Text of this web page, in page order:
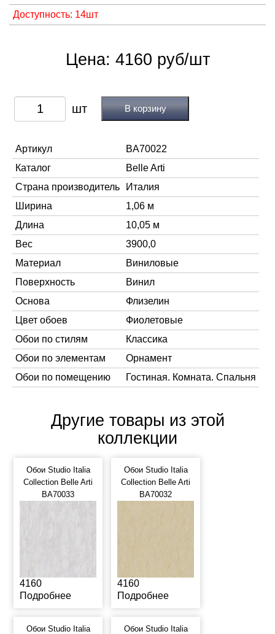
Доступность: 14шт
Цена: 4160 руб/шт
В корзину
Артикул
BA70022
Каталог
Belle Arti
Страна производитель
Италия
Ширина
1,06 м
Длина
10,05 м
Вес
3900,0
Материал
Виниловые
Поверхность
Винил
Основа
Флизелин
Цвет обоев
Фиолетовые
Обои по стилям
Классика
Обои по элементам
Орнамент
Обои по помещению
Гостиная. Комната. Спальня
Другие товары из этой
коллекции
Обои Studio Italia
Collection Belle Arti
BA70033
4160
Подробнее
Обои Studio Italia
Collection Belle Arti
BA70032
4160
Подробнее
Обои Studio Italia
Обои Studio Italia